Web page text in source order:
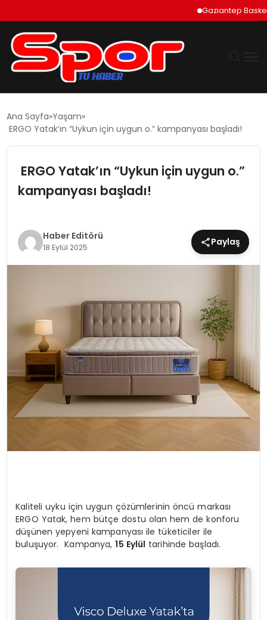
Gaziantep Basketbol
EKONOMI
SIYASET
TEKNOLOJI
EĞITIM
SPOR
YAŞAM
Ana Sayfa Yaşam
ERGO Yatak’ın “Uykun için uygun o.” kampanyası başladı!
ERGO Yatak’ın “Uykun için uygun o.”
kampanyası başladı!
Haber Editörü
18 Eylül 2025 Paylaş
Kaliteli uyku için uygun çözümlerinin öncü markası
ERGO Yatak, hem bütçe dostu olan hem de konforu
düşünen yepyeni kampanyası ile tüketiciler ile
buluşuyor. Kampanya,15 Eylül tarihinde başladı.